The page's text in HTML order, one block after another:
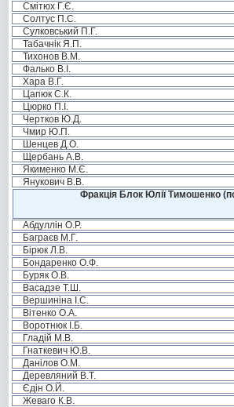
Смітюх Г.Є.
Солтус П.С.
Сулковський П.Г.
Табачнік Я.П.
Тихонов В.М.
Фалько В.І.
Хара В.Г.
Цапюк С.К.
Цюрко П.І.
Чертков Ю.Д.
Чмир Ю.П.
Шенцев Д.О.
Щербань А.В.
Якименко М.Є.
Янукович В.В.
Фракція Блок Юлії Тимошенко
Абдуллін О.Р.
Баграєв М.Г.
Бірюк Л.В.
Бондаренко О.Ф.
Буряк О.В.
Васадзе Т.Ш.
Вершиніна І.С.
Вітенко О.А.
Воротнюк І.Б.
Гладій М.В.
Гнаткевич Ю.В.
Данілов О.М.
Деревляний В.Т.
Єдін О.Й.
Жеваго К.В.